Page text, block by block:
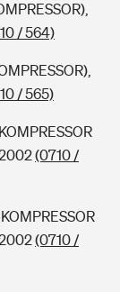
/ 564)
/ 565)
(0710 /
(0710 /